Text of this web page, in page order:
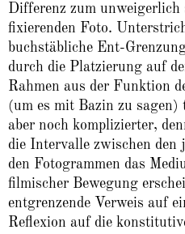
Differenz zum
fixierenden Foto.
buchstäbliche Ent-
durch die Platzierung auf
Rahmen aus der Funktion
(um es mit Bazin zu
aber noch komplizierter,
die Intervalle zwischen den
den Fotogrammen das
filmischer Bewegung
entgrenzende Verweis auf
Reflexion auf die